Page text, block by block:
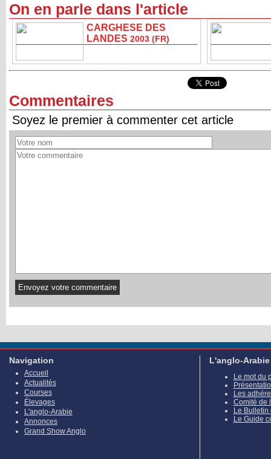
On en parle dans l'article
CARGHESE DES
LANDES 2003 (FR)
Commentaires
Soyez le premier à commenter cet article
Navigation
Accueil
Actualités
Courses
Élevages
L'anglo-Arabie
Annonces
Grand Show Anglo
L'anglo-Arabie
Le mot du
Les
Comité de
Le Bulletin
Le Guide